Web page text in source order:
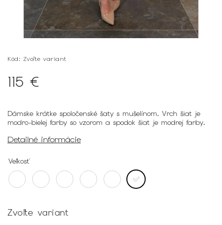
Kód: Zvoľte variant
115 €
Dámske krátke spoločenské šaty s mušelínom. Vrch šiat je
modro-bielej farby so vzorom a spodok šiat je modrej farby.
Detailné informácie
Veľkosť
Zvoľte variant